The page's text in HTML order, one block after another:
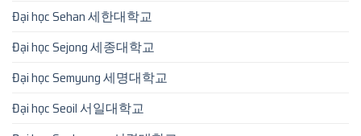
Đại học Sehan 세한대학교
Đại học Sejong 세종대학교
Đại học Semyung 세명대학교
Đại học Seoil 서일대학교